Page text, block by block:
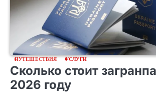
ПУТЕШЕСТВИЯ УСЛУГИ
Сколько стоит
2026 году